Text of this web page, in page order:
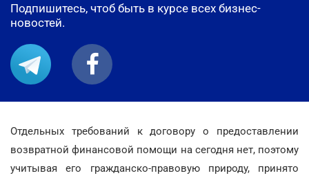
Подпишитесь, чтоб быть в курсе всех бизнес-
новостей.
Отдельных требований к договору о предоставлении
возвратной финансовой помощи на сегодня нет, поэтому
учитывая его гражданско-правовую природу, принято